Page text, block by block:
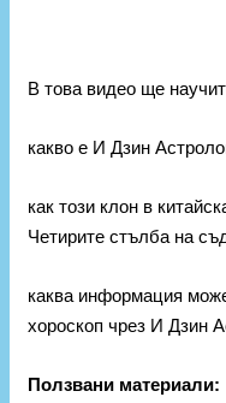
В това видео ще
какво е И Дзин
как този клон в
Четирите стълба на
каква информация
хороскоп чрез И Дзин
Ползвани материали: